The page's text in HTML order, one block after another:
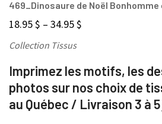
469_Dinosaure de Noël Bonhomme
18.95$ – 34.95$
Collection Tissus
Imprimez les motifs, les
photos sur nos choix de
au Québec / Livraison 3 à